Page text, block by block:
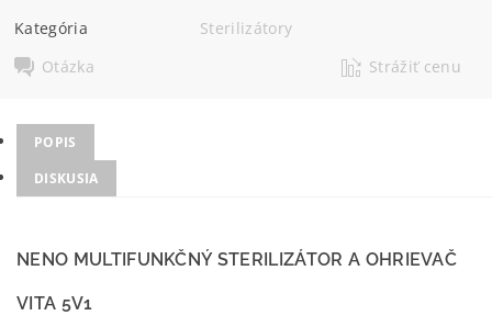
Kategória
Sterilizátory
Otázka
Strážiť cenu
POPIS
DISKUSIA
NENO MULTIFUNKČNÝ STERILIZÁTOR A OHRIEVAČ
VITA 5V1